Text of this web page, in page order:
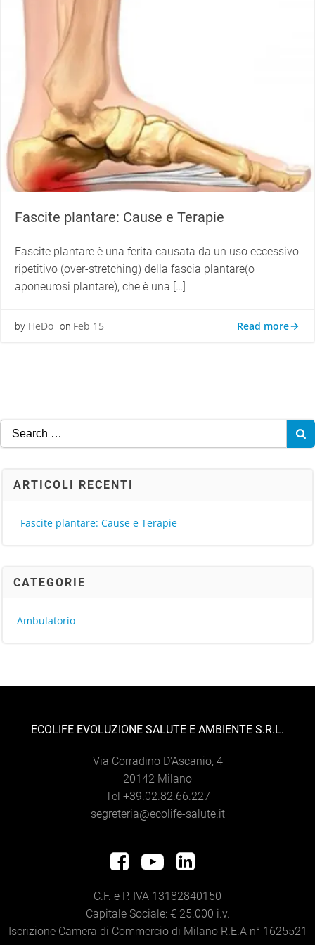
Fascite plantare: Cause e Terapie
Fascite plantare è una ferita causata da un uso eccessivo
ripetitivo (over-stretching) della fascia plantare(o
aponeurosi plantare), che è una […]
by HeDo on Feb 15 Read more
Search
for:
ARTICOLI RECENTI
Fascite plantare: Cause e Terapie
CATEGORIE
Ambulatorio
ECOLIFE EVOLUZIONE SALUTE E AMBIENTE S.R.L.
Via Corradino D'Ascanio, 4
20142 Milano
Tel +39.02.82.66.227
segreteria@ecolife-salute.it
C.F. e P. IVA 13182840150
Capitale Sociale: € 25.000 i.v.
Iscrizione Camera di Commercio di Milano R.E.A n° 1625521